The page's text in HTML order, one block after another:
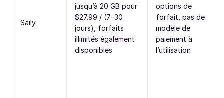
Saily
jusqu’à 20 GB pour
$27.99 / (7–30
jours), forfaits
illimités également
disponibles
options de
forfait, pas de
modèle de
paiement à
l’utilisation